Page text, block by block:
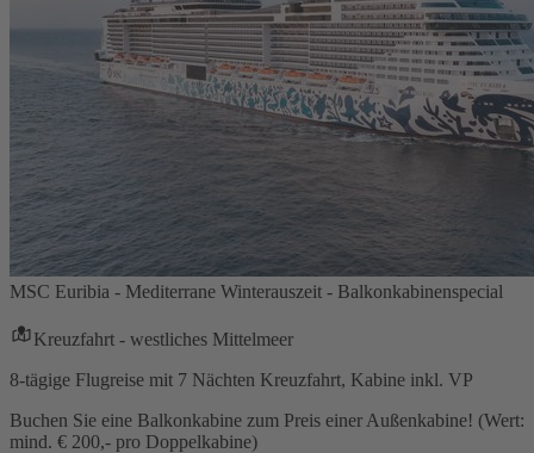
MSC Euribia - Mediterrane Winterauszeit - Balkonkabinenspecial
Kreuzfahrt - westliches Mittelmeer
8-tägige Flugreise mit 7 Nächten Kreuzfahrt, Kabine inkl. VP
Buchen Sie eine Balkonkabine zum Preis einer Außenkabine! (Wert:
mind. € 200,- pro Doppelkabine)